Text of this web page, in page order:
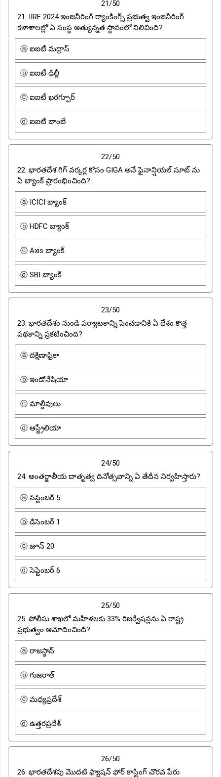
21/50
21. IIRF 2024 ఇంజినీరింగ్ ర్యాంకింగ్స్ ప్రభుత్వ ఇంజినీరింగ్
కళాశాలల్లో ఏ సంస్థ అత్యున్నత స్థానంలో నిలిచింది?
ⓐ ఐఐటీ మద్రాస్
ⓑ ఐఐటీ ఢిల్లీ
ⓒ ఐఐటీ ఖరగ్పూర్
ⓓ ఐఐటీ బాంబే
22/50
22. భారతదేశ గిగ్ వర్కర్ల కోసం GIGA అనే ఫైనాన్షియల్ సూట్ ను
ఏ బ్యాంక్ ప్రారంభించింది?
ⓐ ICICI బ్యాంక్
ⓑ HDFC బ్యాంక్
ⓒ Axis బ్యాంక్
ⓓ SBI బ్యాంక్
23/50
23. భారతదేశం నుండి పర్యాటకాన్ని పెంచడానికి ఏ దేశం కొత్త
పథకాన్ని ప్రకటించింది?
ⓐ దక్షిణాఫ్రికా
ⓑ ఇండోనేషియా
ⓒ మాల్దీవులు
ⓓ ఆస్ట్రేలియా
24/50
24. అంతర్జాతీయ దాతృత్వ దినోత్సవాన్ని ఏ తేదీన నిర్వహిస్తారు?
ⓐ సెప్టెంబర్ 5
ⓑ డిసెంబర్ 1
ⓒ జూన్ 20
ⓓ సెప్టెంబర్ 6
25/50
25. పోలీసు శాఖలో మహిళలకు 33% రిజర్వేషన్లను ఏ రాష్ట్ర
ప్రభుత్వం ఆమోదించింది?
ⓐ రాజస్థాన్
ⓑ గుజరాత్
ⓒ మధ్యప్రదేశ్
ⓓ ఉత్తరప్రదేశ్
26/50
26. భారతదేశపు మొదటి ఫ్యాషన్ ఫోర్ కాస్టింగ్ చొరవ పేరు